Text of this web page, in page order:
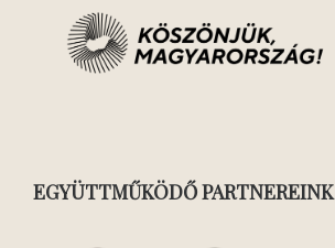
EGYÜTTMŰKÖDŐ PARTNEREINK